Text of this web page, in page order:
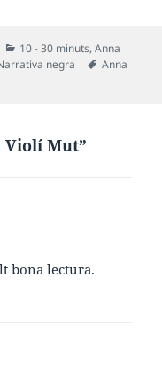
Categories
10 - 30 minuts,Anna
negra Etiquetes
Anna
Violí Mut”
bona lectura.